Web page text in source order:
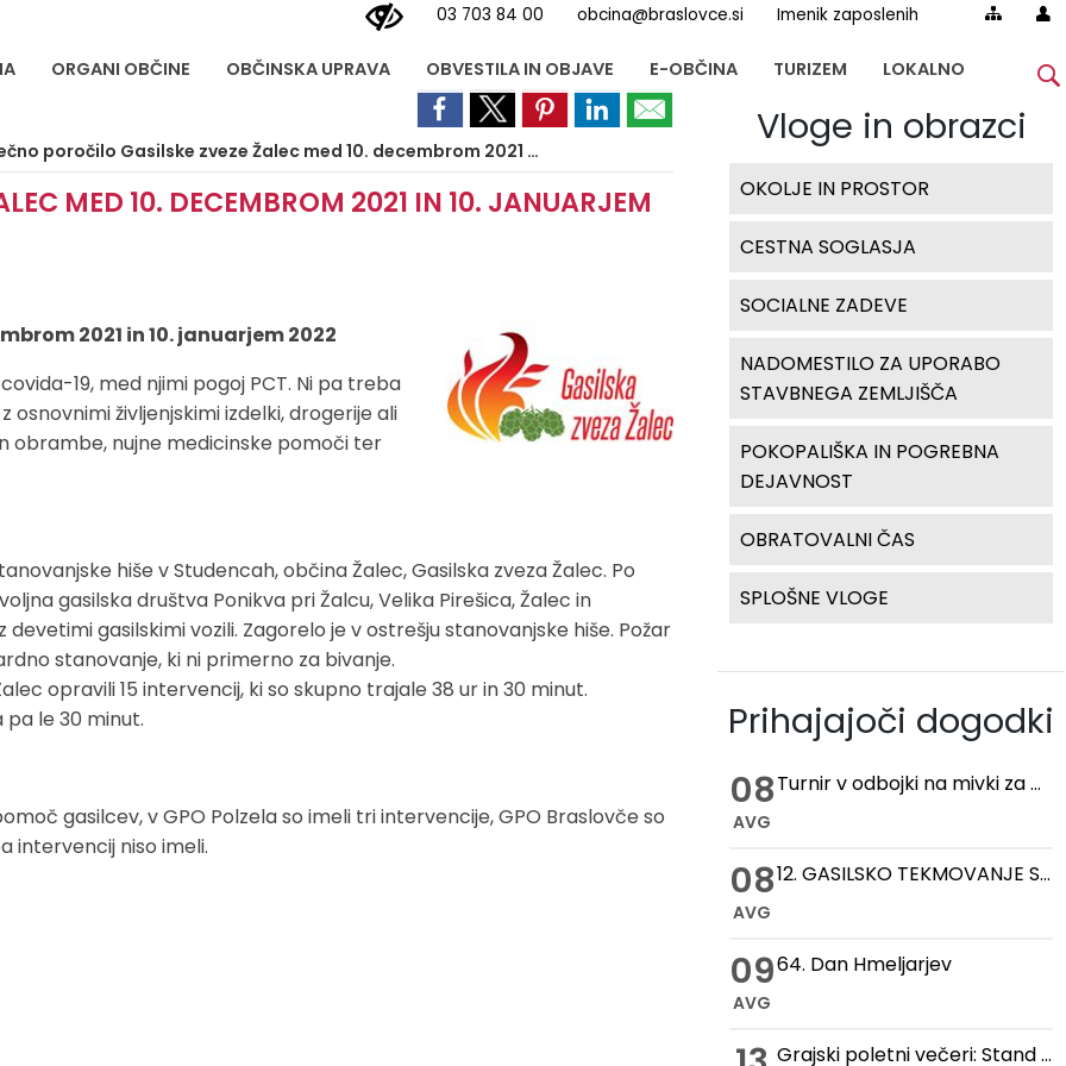
03 703 84 00 obcina@braslovce.si Imenik zaposlenih
ORGANI OBČINE OBČINSKA UPRAVA OBVESTILA IN OBJAVE E-OBČINA TURIZEM LOKALNO
poročilo Gasilske zveze Žalec med 10. decembrom 2021 in 10. januarjem 2022
MED 10. DECEMBROM 2021 IN 10. JANUARJEM
2021 in 10. januarjem 2022
19, med njimi pogoj PCT. Ni pa treba
življenjskimi izdelki, drogerije ali
obrambe, nujne medicinske pomoči ter
hiše v Studencah, občina Žalec, Gasilska zveza Žalec. Po
gasilska društva Ponikva pri Žalcu, Velika Pirešica, Žalec in
gasilskimi vozili. Zagorelo je v ostrešju stanovanjske hiše. Požar
stanovanje, ki ni primerno za bivanje.
opravili 15 intervencij, ki so skupno trajale 38 ur in 30 minut.
pa le 30 minut.
gasilcev, v GPO Polzela so imeli tri intervencije, GPO Braslovče so
intervencij niso imeli.
Vloge in obrazci
OKOLJE IN PROSTOR
CESTNA SOGLASJA
SOCIALNE ZADEVE
NADOMESTILO ZA UPORABO
STAVBNEGA ZEMLJIŠČA
POKOPALIŠKA IN POGREBNA
DEJAVNOST
OBRATOVALNI ČAS
SPLOŠNE VLOGE
Prihajajoči dogodki
08
AVG
Turnir v odbojki na mivki za pokal hmeljske kobule
08
AVG
12. GASILSKO TEKMOVANJE STARIH ROČNIH IN MOTORNIH BRIZGALN
09
AVG
64. Dan Hmeljarjev
Grajski poletni večeri: Stand up večer na Gradu Žovnek